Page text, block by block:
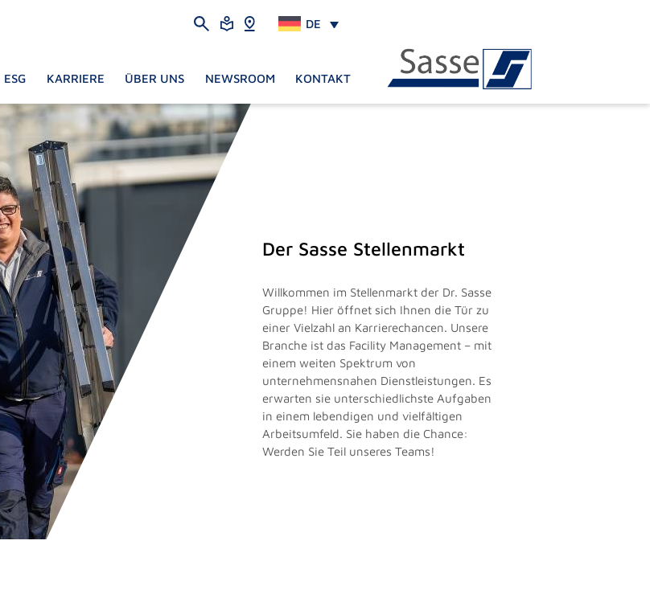
DE
ESG KARRIERE ÜBER UNS NEWSROOM KONTAKT
Der Sasse Stellenmarkt
Willkommen im Stellenmarkt der Dr. Sasse
Gruppe! Hier öffnet sich Ihnen die Tür zu
einer Vielzahl an Karrierechancen. Unsere
Branche ist das Facility Management – mit
einem weiten Spektrum von
unternehmensnahen Dienstleistungen. Es
erwarten sie unterschiedlichste Aufgaben
in einem lebendigen und vielfältigen
Arbeitsumfeld. Sie haben die Chance:
Werden Sie Teil unseres Teams!